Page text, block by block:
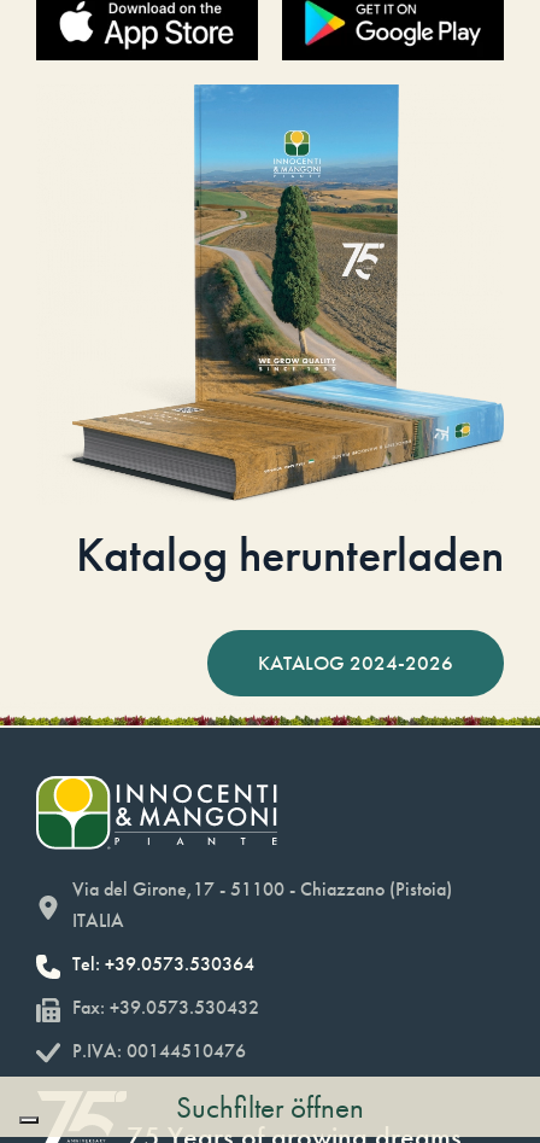
Suchfilter öffnen
Katalog herunterladen
KATALOG 2024-2026
Via del Girone,17 - 51100 - Chiazzano (Pistoia)
ITALIA
Tel: +39.0573.530364
Fax: +39.0573.530432
P.IVA: 00144510476